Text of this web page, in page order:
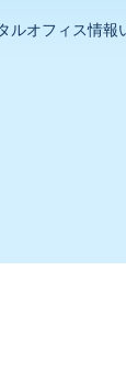
ルオフィス情報